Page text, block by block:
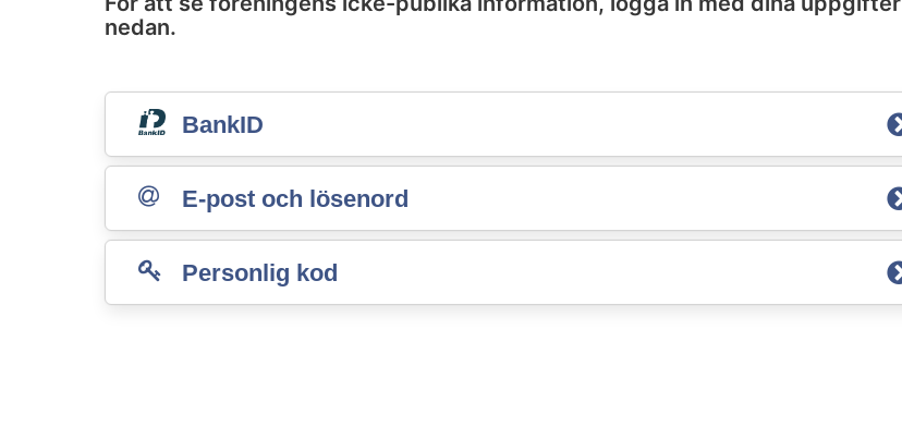
nedan.
BankID
E-post och lösenord
Personlig kod